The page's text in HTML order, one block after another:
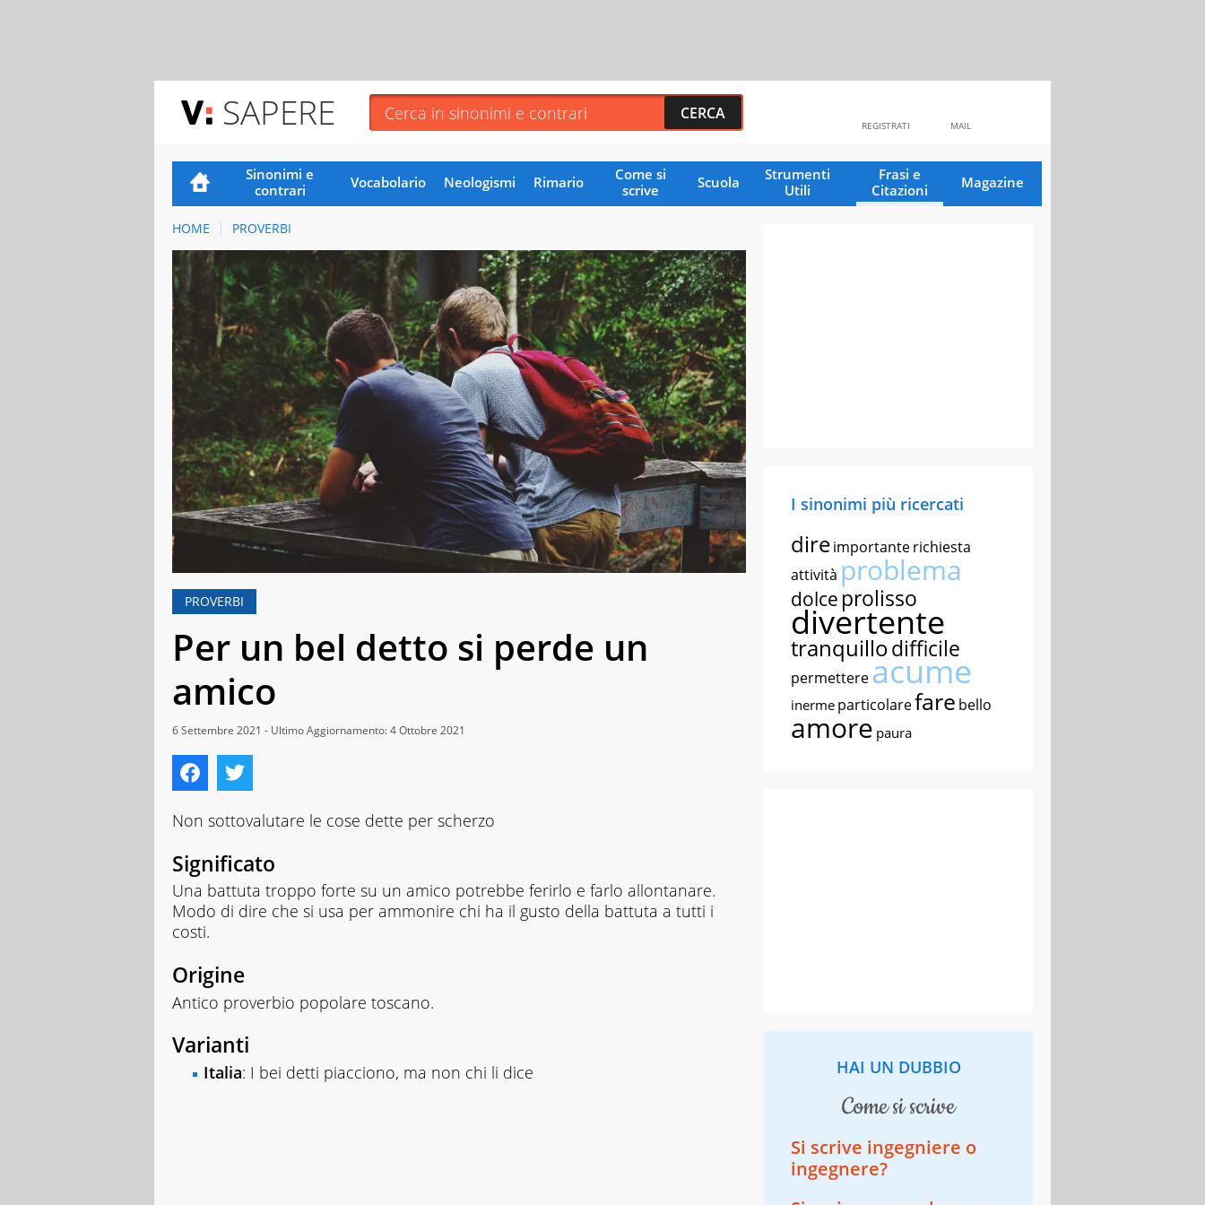
SAPERE MAIL
REGISTRATI
Sinonimi e
contrari
Vocabolario Neologismi Rimario
Come si
scrive
Scuola
Strumenti
Utili
Frasi e
Citazioni
Magazine
HOME PROVERBI
PROVERBI
Per un bel detto si perde un
amico
6 Settembre 2021 - Ultimo Aggiornamento: 4 Ottobre 2021
Non sottovalutare le cose dette per scherzo
Significato
Una battuta troppo forte su un amico potrebbe ferirlo e farlo allontanare.
Modo di dire che si usa per ammonire chi ha il gusto della battuta a tutti i
costi.
Origine
Antico proverbio popolare toscano.
Varianti
Italia: I bei detti piacciono, ma non chi li dice
I sinonimi più ricercati
direimportanterichiesta
attività problema
dolce prolisso
divertente
tranquillodifficile
permettereacume
inerme particolarefare bello
amore paura
HAI UN DUBBIO
come si scrive
Si scrive ingegniere o
ingegnere?